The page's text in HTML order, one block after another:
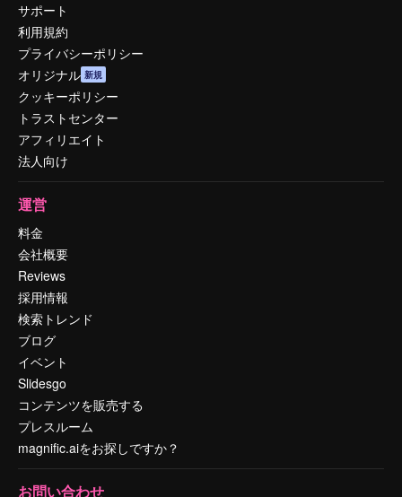
サポート
利用規約
プライバシーポリシー
オリジナル 新規
クッキーポリシー
トラストセンター
アフィリエイト
法人向け
運営
料金
会社概要
Reviews
採用情報
検索トレンド
ブログ
イベント
Slidesgo
コンテンツを販売する
プレスルーム
magnific.aiをお探しですか？
お問い合わせ